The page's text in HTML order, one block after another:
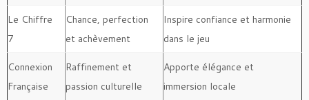
Le Chiffre
7
Chance, perfection
et achèvement
Inspire confiance et harmonie
dans le jeu
Connexion
Française
Raffinement et
passion culturelle
Apporte élégance et
immersion locale